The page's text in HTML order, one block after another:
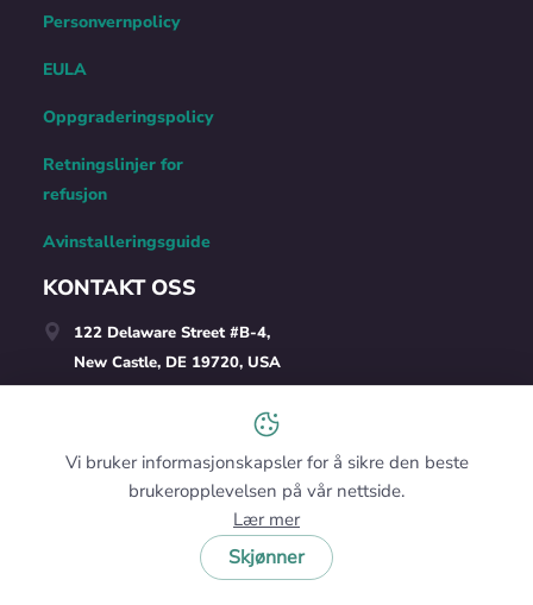
Personvernpolicy
EULA
Oppgraderingspolicy
Retningslinjer for
refusjon
Avinstalleringsguide
KONTAKT OSS
122 Delaware Street #B-4,
New Castle, DE 19720, USA
Salg: +1(240)363-9434
Vi bruker informasjonskapsler for å sikre den beste
brukeropplevelsen på vår nettside.
Lær mer
Skjønner